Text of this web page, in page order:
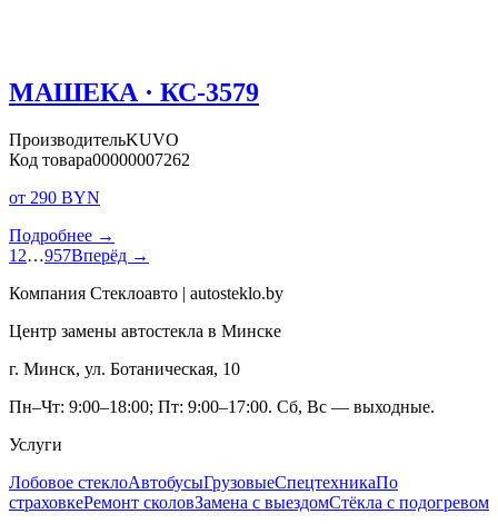
МАШЕКА · КС-3579
ПроизводительKUVO
Код товара00000007262
от 290 BYN
Подробнее →
1 2…957Вперёд →
Компания Стеклоавто | autosteklo.by
Центр замены автостекла в Минске
г. Минск, ул. Ботаническая, 10
Пн–Чт: 9:00–18:00; Пт: 9:00–17:00. Сб, Вс — выходные.
Услуги
Лобовое стеклоАвтобусыГрузовыеСпецтехникаПо
страховкеРемонт сколовЗамена с выездомСтёкла с подогревом